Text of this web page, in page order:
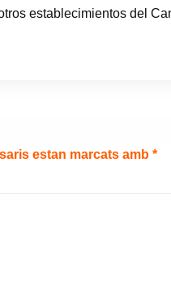
establecimientos del
estan marcats amb *